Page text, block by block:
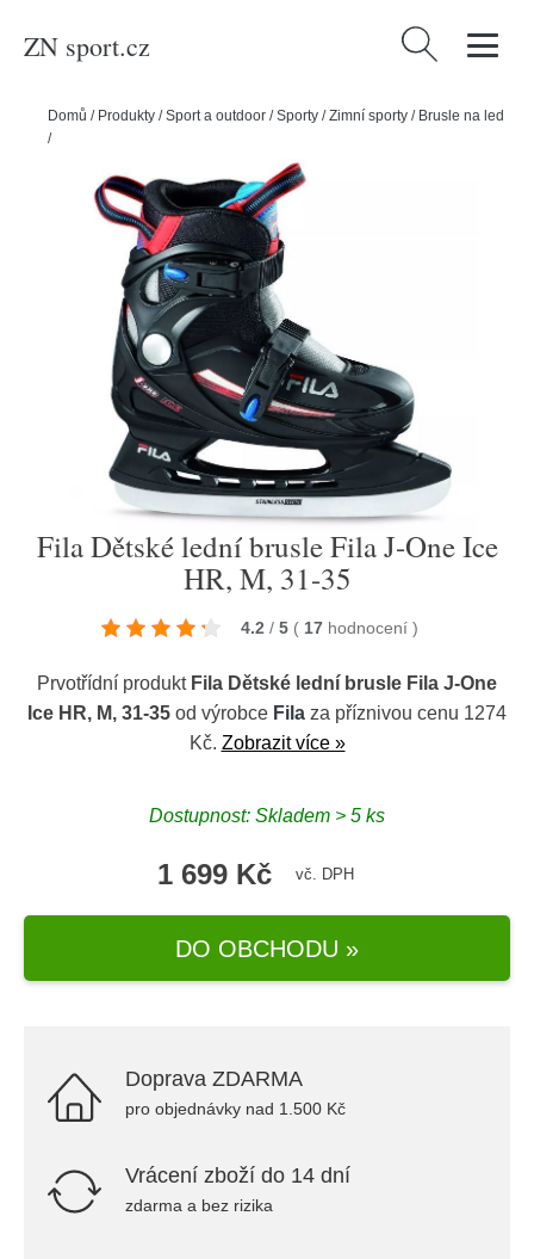
ZN sport.cz Vyhledávání
Domů / Produkty /Sport a outdoor /Sporty /Zimní sporty / Brusle na led
/
Fila Dětské lední brusle Fila J-One Ice
HR, M, 31-35
4.2 / 5 ( 17 hodnocení )
Prvotřídní produkt Fila Dětské lední brusle Fila J-One
Ice HR, M, 31-35 od výrobce Fila za příznivou cenu 1274
Kč. Zobrazit více »
Dostupnost: Skladem > 5 ks
1 699 Kč vč. DPH
DO OBCHODU »
Doprava ZDARMA
pro objednávky nad 1.500 Kč
Vrácení zboží do 14 dní
zdarma a bez rizika